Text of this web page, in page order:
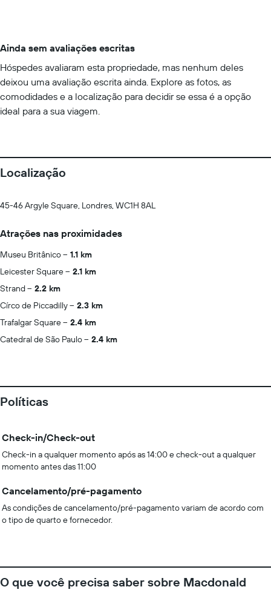
Ainda sem avaliações escritas
Hóspedes avaliaram esta propriedade, mas nenhum deles
deixou uma avaliação escrita ainda. Explore as fotos, as
comodidades e a localização para decidir se essa é a opção
ideal para a sua viagem.
Localização
45-46 Argyle Square, Londres, WC1H 8AL
Atrações nas proximidades
Museu Britânico
1.1 km
Leicester Square
2.1 km
Strand
2.2 km
Círco de Piccadilly
2.3 km
Trafalgar Square
2.4 km
Catedral de São Paulo
2.4 km
Políticas
Check-in/Check-out
Check-in a qualquer momento após as 14:00 e check-out a qualquer
momento antes das 11:00
Cancelamento/pré-pagamento
As condições de cancelamento/pré-pagamento variam de acordo com
o tipo de quarto e fornecedor.
O que você precisa saber sobre Macdonald